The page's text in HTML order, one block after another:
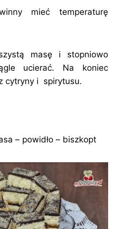
mieć temperaturę
masę i stopniowo
ucierać. Na koniec
cytryny i spirytusu.
– powidło – biszkopt